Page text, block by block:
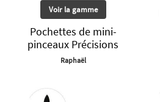
Voir la gamme
Pochettes de mini-
pinceaux Précisions
Raphaël